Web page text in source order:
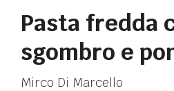
Pasta fredda
sgombro e
Mirco Di Marcello